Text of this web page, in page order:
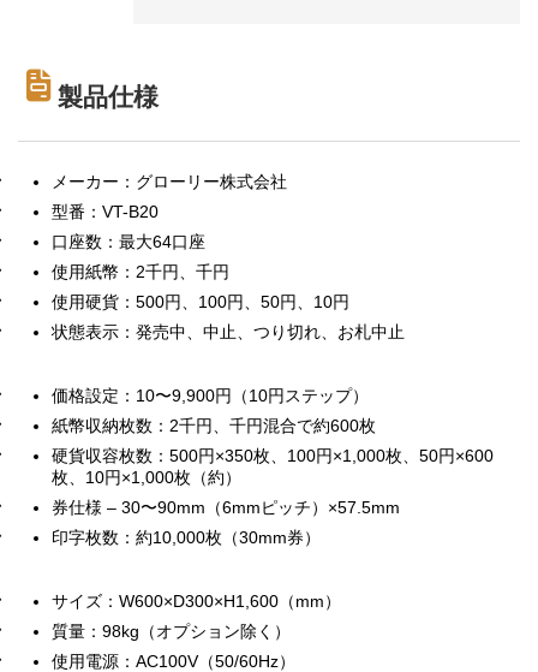
製品仕様
メーカー：グローリー株式会社
型番：VT-B20
口座数：最大64口座
使用紙幣：2千円、千円
使用硬貨：500円、100円、50円、10円
状態表示：発売中、中止、つり切れ、お札中止
価格設定：10〜9,900円（10円ステップ）
紙幣収納枚数：2千円、千円混合で約600枚
硬貨収容枚数：500円×350枚、100円×1,000枚、50円×600
枚、10円×1,000枚（約）
券仕様 – 30〜90mm（6mmピッチ）×57.5mm
印字枚数：約10,000枚（30mm券）
サイズ：W600×D300×H1,600（mm）
質量：98kg（オプション除く）
使用電源：AC100V（50/60Hz）